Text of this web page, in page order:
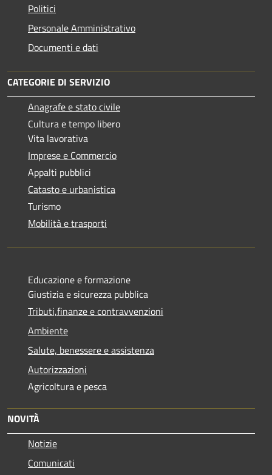
Politici
Personale Amministrativo
Documenti e dati
CATEGORIE DI SERVIZIO
Anagrafe e stato civile
Cultura e tempo libero
Vita lavorativa
Imprese e Commercio
Appalti pubblici
Catasto e urbanistica
Turismo
Mobilità e trasporti
Educazione e formazione
Giustizia e sicurezza pubblica
Tributi,finanze e contravvenzioni
Ambiente
Salute, benessere e assistenza
Autorizzazioni
Agricoltura e pesca
NOVITÀ
Notizie
Comunicati